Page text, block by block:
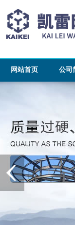
网站首页 公司